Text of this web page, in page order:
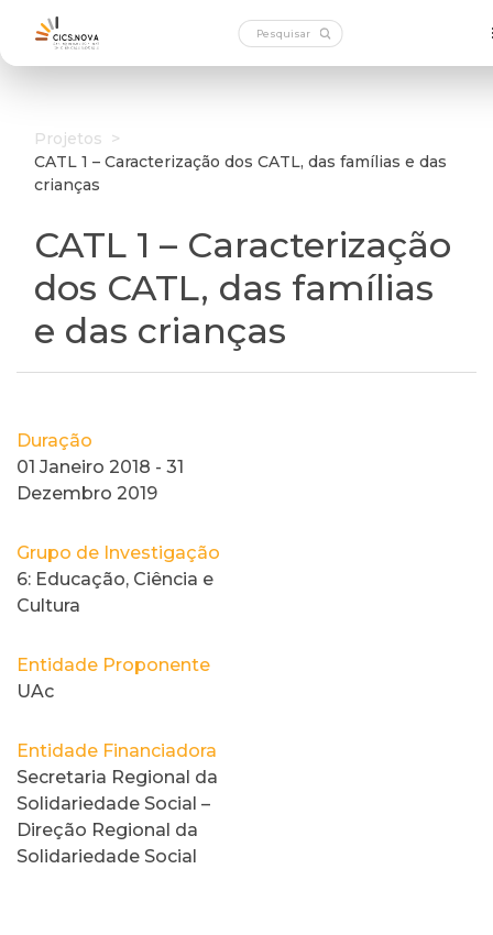
Projetos >
CATL 1 – Caracterização dos CATL, das famílias e das
crianças
CATL 1 – Caracterização
dos CATL, das famílias
e das crianças
Duração
01 Janeiro 2018 - 31
Dezembro 2019
Grupo de Investigação
6: Educação, Ciência e
Cultura
Entidade Proponente
UAc
Entidade Financiadora
Secretaria Regional da
Solidariedade Social –
Direção Regional da
Solidariedade Social